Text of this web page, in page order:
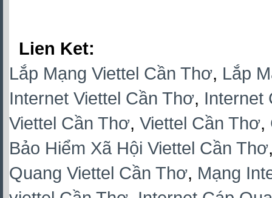
Lien Ket:
Lắp Mạng Viettel Cần Thơ, Lắp
Internet Viettel Cần Thơ, Internet
Viettel Cần Thơ, Viettel Cần Thơ,
Bảo Hiểm Xã Hội Viettel Cần Thơ
Quang Viettel Cần Thơ, Mạng